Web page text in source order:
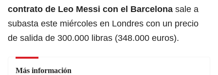
contrato de Leo Messi con el Barcelona sale a
subasta este miércoles en Londres con un precio
de salida de 300.000 libras (348.000 euros).
Más información